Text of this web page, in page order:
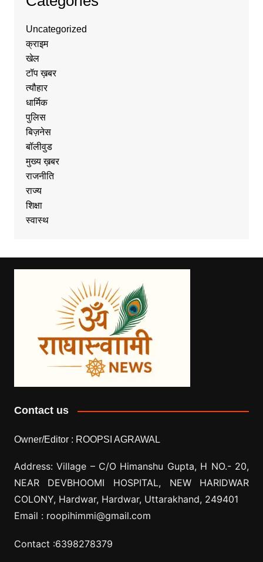
Uncategorized
क्राइम
खेल
टॉप ख़बर
त्यौहार
धार्मिक
पुलिस
बिज़नेस
बॉलीवुड
मुख्य ख़बर
राजनीति
राज्य
शिक्षा
स्वास्थ
Contact us
Owner/Editor : ROOPSI AGRAWAL
Address: Village – C/O Himanshu Gupta, H NO.- 20,
NEAR DEVBHOOMI HOSPITAL, NEW HARIDWAR
COLONY, Hardwar, Hardwar, Uttarakhand, 249401
Email : roopihimmi@gmail.com
Contact :6398278379